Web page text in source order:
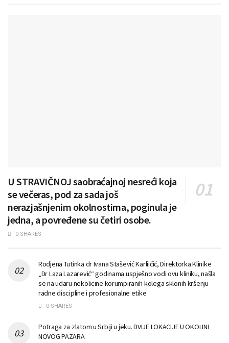
U STRAVIČNOJ saobraćajnoj nesreći koja
se večeras, pod za sada još
nerazjašnjenim okolnostima, poginula je
jedna, a povređene su četiri osobe.
0 SHARES
Rodjena Tutinka dr Ivana Stašević Karliičić, Direktorka Klinike
„Dr Laza Lazarević“ godinama uspješno vodi ovu kliniku, našla
se na udaru nekolicine korumpiranih kolega sklonih kršenju
radne discipline i profesionalne etike
0 SHARES
Potraga za zlatom u Srbiji u jeku. DVIJE LOKACIJE U OKOLINI
NOVOG PAZARA